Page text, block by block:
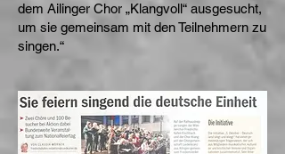
dem Ailinger Chor „Klangvoll“ ausgesucht,
um sie gemeinsam mit den Teilnehmern zu
singen.“